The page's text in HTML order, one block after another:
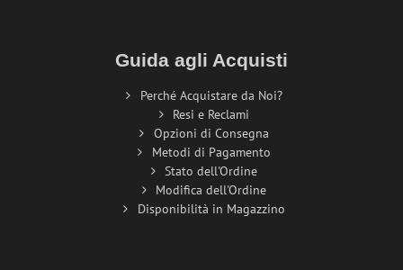
Guida agli Acquisti
Perché Acquistare da Noi?
Resi e Reclami
Opzioni di Consegna
Metodi di Pagamento
Stato dell'Ordine
Modifica dell'Ordine
Disponibilità in Magazzino